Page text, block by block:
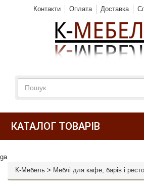
Контакти Оплата Доставка
КАТАЛОГ ТОВАРІВ
ga
К-Мебель > Меблі для кафе, барів і